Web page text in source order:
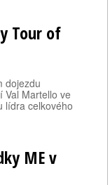
Tour of
dojezdu
Val Martello ve
lídra celkového
ME v